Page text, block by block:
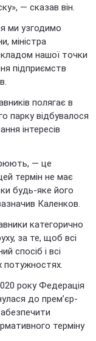
— сказав він.
ми узгодимо
міністра
нашої точки
підприємств
полягає в
парку відбувалося
інтересів
— це
термін не має
будь-яке його
Каленков.
категорично
за те, щоб всі
спосіб і всі
потужностях.
року Федерація
до прем’єр-
терміну